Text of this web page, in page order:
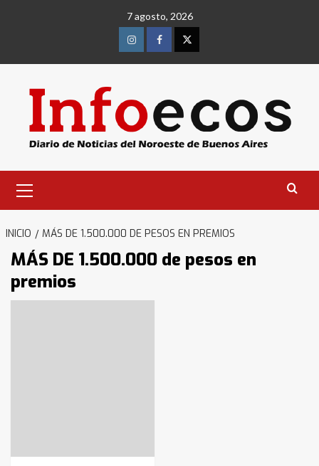
7 agosto, 2026
InstagramFacebookTwitter
primario
INICIO MÁS DE 1.500.000 DE PESOS EN PREMIOS
MÁS DE 1.500.000 de pesos en
premios
en la mañana del lunes